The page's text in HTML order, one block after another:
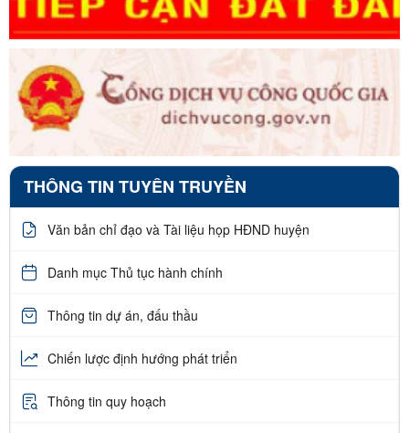
THÔNG TIN TUYÊN TRUYỀN
Văn bản chỉ đạo và Tài liệu họp HĐND huyện
Danh mục Thủ tục hành chính
Thông tin dự án, đấu thầu
Chiến lược định hướng phát triển
Thông tin quy hoạch